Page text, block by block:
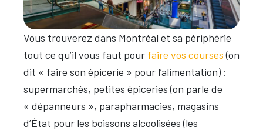
Vous trouverez dans Montréal et sa périphérie
tout ce qu’il vous faut pour faire vos courses (on
dit « faire son épicerie » pour l’alimentation) :
supermarchés, petites épiceries (on parle de
« dépanneurs », parapharmacies, magasins
d’État pour les boissons alcoolisées (les